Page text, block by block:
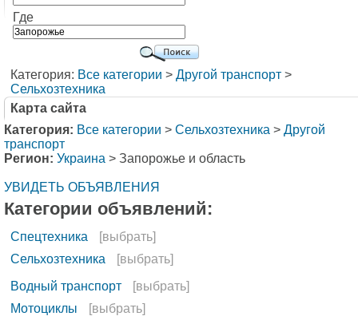
Где
Категория: Все категории > Другой транспорт >
Сельхозтехника
Карта сайта
Категория: Все категории > Сельхозтехника > Другой
транспорт
Регион: Украина > Запорожье и область
УВИДЕТЬ ОБЪЯВЛЕНИЯ
Категории объявлений:
Спецтехника
[выбрать]
Сельхозтехника
[выбрать]
Водный транспорт
[выбрать]
Мотоциклы
[выбрать]